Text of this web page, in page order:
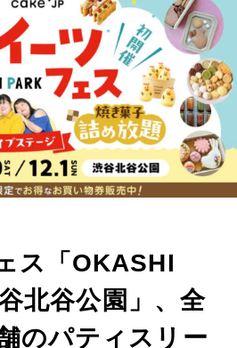
ス「OKASHI
北谷公園」、全
のパティスリー